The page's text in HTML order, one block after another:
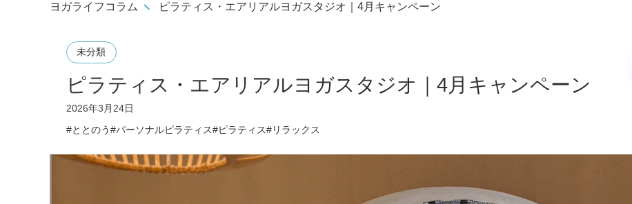
ヨガライフコラム ピラティス・エアリアルヨガスタジオ｜4月キャンペーン
未分類
ピラティス・エアリアルヨガスタジオ｜4月キャンペーン
2026年3月24日
ととのう パーソナルピラティス ピラティス リラックス